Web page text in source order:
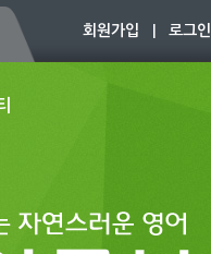
회원가입 로그인